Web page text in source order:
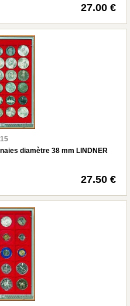
27.00 €
diamètre 38 mm LINDNER
27.50 €